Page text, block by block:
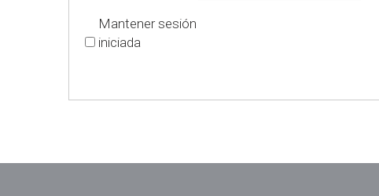
Mantener sesión
iniciada